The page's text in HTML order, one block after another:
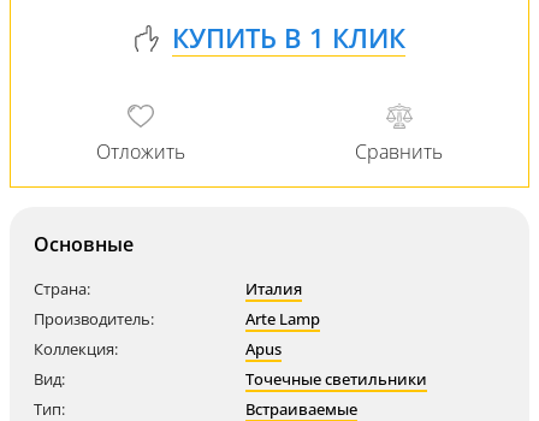
Основные
Страна:
Италия
Производитель:
Arte Lamp
Коллекция:
Apus
Вид:
Точечные светильники
Тип:
Встраиваемые